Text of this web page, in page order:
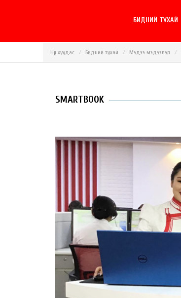
БИДНИЙ ТУХАЙ
Нүүр хуудас Бидний тухай Мэдээ мэдээлэл
SMARTBOOK